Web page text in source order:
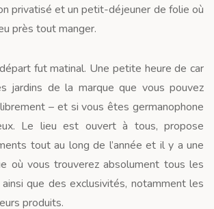
privatisé et un petit-déjeuner de folie où
près tout manger.
fut matinal. Une petite heure de car
jardins de la marque que vous pouvez
– et si vous êtes germanophone
Le lieu est ouvert à tous, propose
tout au long de l’année et il y a une
où vous trouverez absolument tous les
que des exclusivités, notamment les
produits.